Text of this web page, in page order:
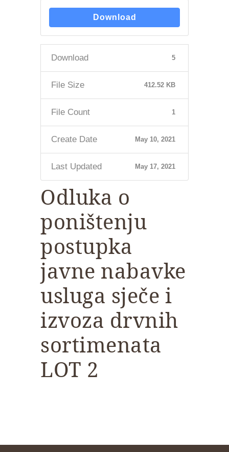
Download
Download 5
File Size 412.52 KB
File Count 1
Create Date May 10, 2021
Last Updated May 17, 2021
Odluka o
poništenju
postupka
javne nabavke
usluga sječe i
izvoza drvnih
sortimenata
LOT 2